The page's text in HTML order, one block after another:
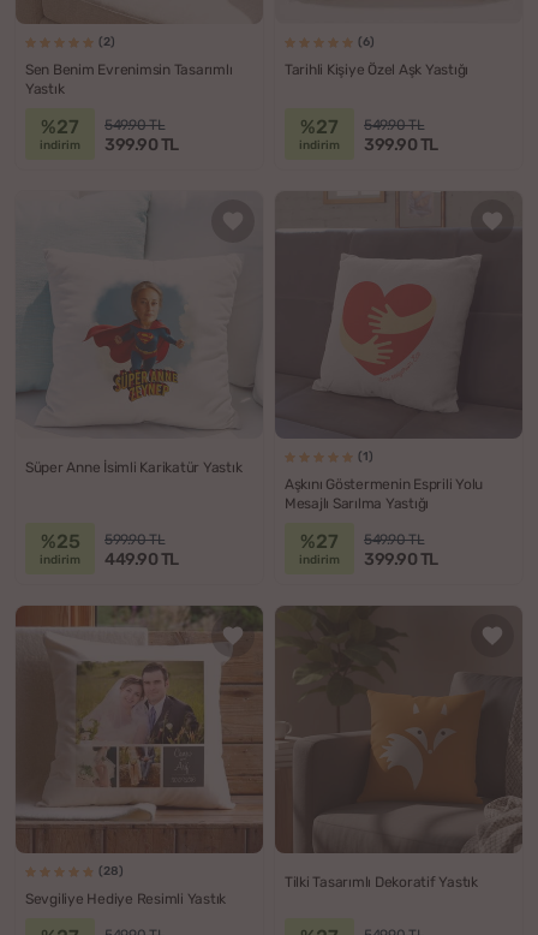
(2)
Sen Benim Evrenimsin Tasarımlı
Yastık
%27
indirim
549.90 TL
399.90 TL
(6)
Tarihli Kişiye Özel Aşk Yastığı
%27
indirim
549.90 TL
399.90 TL
Süper Anne İsimli Karikatür Yastık
%25
indirim
599.90 TL
449.90 TL
(1)
Aşkını Göstermenin Esprili Yolu
Mesajlı Sarılma Yastığı
%27
indirim
549.90 TL
399.90 TL
(28)
Sevgiliye Hediye Resimli Yastık
Tilki Tasarımlı Dekoratif Yastık